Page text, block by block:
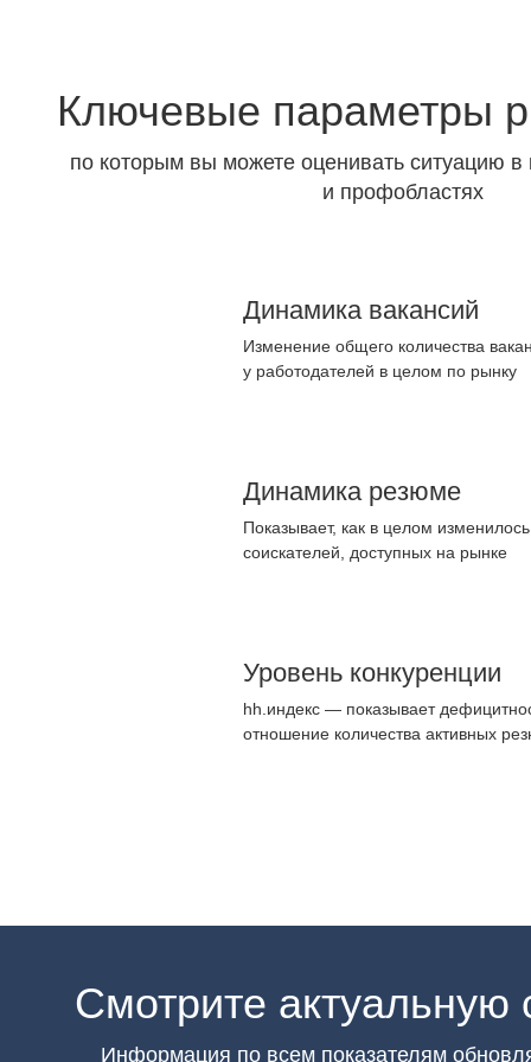
Ключевые параметры
по которым вы можете оценивать ситуацию в
и профобластях
Динамика вакансий
Изменение общего количества
у работодателей в целом по рынку
Динамика резюме
Показывает, как в целом
соискателей, доступных на рынке
Уровень конкуренции
hh.индекс — показывает
отношение количества активных
Смотрите актуальную
Информация по всем показателям